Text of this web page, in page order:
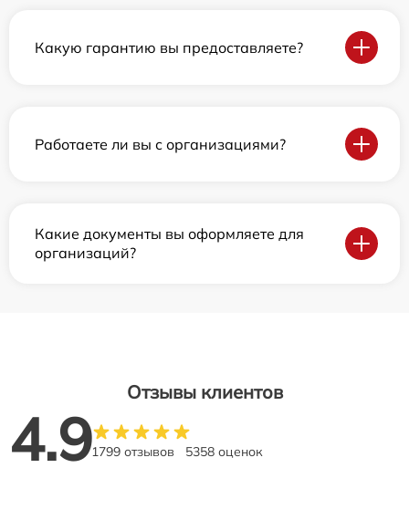
Какую гарантию вы предоставляете?
Работаете ли вы с организациями?
Какие документы вы оформляете для
организаций?
Отзывы клиентов
4.91799 отзывов 5358 оценок